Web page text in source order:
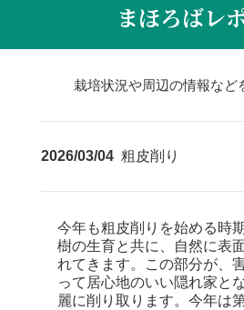
まほろばレ
栽培状況や周辺の情報など
2026/03/04粗皮削り
今年も粗皮削りを始める時
樹の生育と共に、自然に表
れてきます。この部分が、
って居心地のいい隠れ家と
麗に削り取ります。今年は